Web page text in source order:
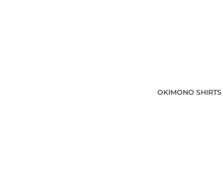
OKIMONO SHIRTS